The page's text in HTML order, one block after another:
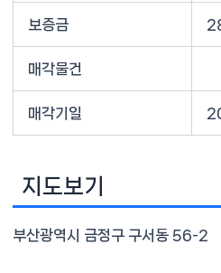
보증금
매각물건
매각기일
지도보기
부산광역시 금정구 구서동 56-2